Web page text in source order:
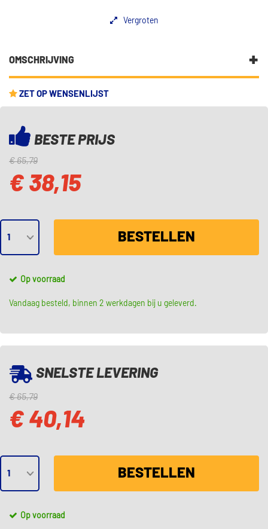
Vergroten
OMSCHRIJVING
EAN: 7316581393657
ZET OP WENSENLIJST
BESTE PRIJS
€ 65,79
€ 38,15
BESTELLEN
Op voorraad
Vandaag besteld, binnen 2 werkdagen bij u geleverd.
SNELSTE LEVERING
€ 65,79
€ 40,14
BESTELLEN
Op voorraad